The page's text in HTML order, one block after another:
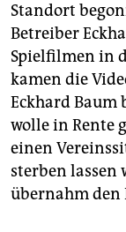
Standort
Betreiber
Spielfilmen in
kamen die
Eckhard Baum
wolle in Rente
einen
sterben lassen
übernahm den